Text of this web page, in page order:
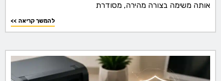
אותה משימה בצורה מהירה, מסודרת
<< להמשך קריאה